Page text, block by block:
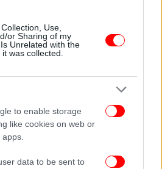
Use,
or Sharing of my
Unrelated with the
was collected.
to enable storage
like cookies on web or
data to be sent to
πρόταση για να
αλλά δεν ευδοκίμησε -Δεν